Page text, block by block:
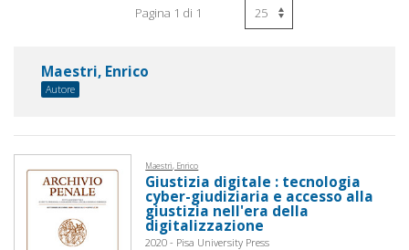
Pagina 1 di 1
Maestri, Enrico
Autore
Maestri, Enrico
Giustizia digitale : tecnologia
cyber-giudiziaria e accesso alla
giustizia nell'era della
digitalizzazione
2020 - Pisa University Press